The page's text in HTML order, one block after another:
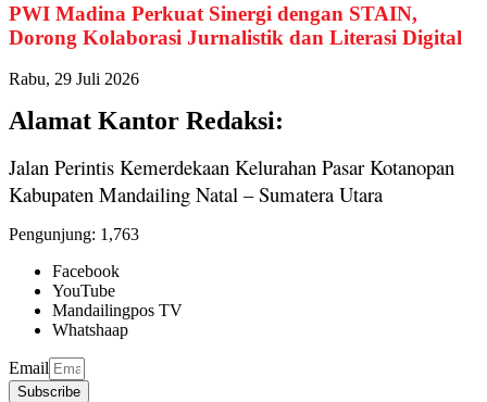
PWI Madina Perkuat Sinergi dengan STAIN,
Dorong Kolaborasi Jurnalistik dan Literasi Digital
Rabu, 29 Juli 2026
Alamat Kantor Redaksi:
Jalan Perintis Kemerdekaan Kelurahan Pasar Kotanopan
Kabupaten Mandailing Natal – Sumatera Utara
Pengunjung: 1,763
Facebook
YouTube
Mandailingpos TV
Whatshaap
Email
Subscribe